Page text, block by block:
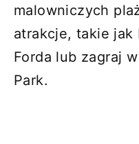
malowniczych
atrakcje, takie jak
Forda lub zagraj
Park.